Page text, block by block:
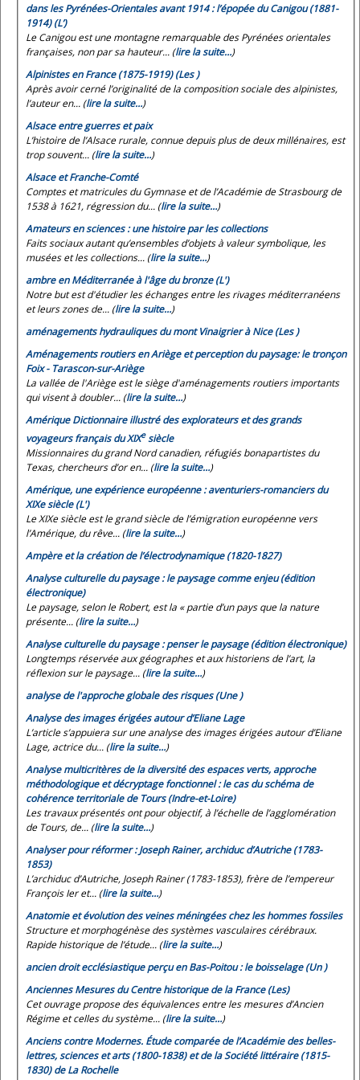
dans les Pyrénées-Orientales avant 1914 : l’épopée du Canigou (1881-
1914) (L’)
Le Canigou est une montagne remarquable des Pyrénées orientales
françaises, non par sa hauteur... (lire la suite…)
Alpinistes en France (1875-1919) (Les )
Après avoir cerné l’originalité de la composition sociale des alpinistes,
l’auteur en... (lire la suite…)
Alsace entre guerres et paix
L’histoire de l’Alsace rurale, connue depuis plus de deux millénaires, est
trop souvent... (lire la suite…)
Alsace et Franche-Comté
Comptes et matricules du Gymnase et de l’Académie de Strasbourg de
1538 à 1621, régression du... (lire la suite…)
Amateurs en sciences : une histoire par les collections
Faits sociaux autant qu’ensembles d’objets à valeur symbolique, les
musées et les collections... (lire la suite…)
ambre en Méditerranée à l'âge du bronze (L')
Notre but est d'étudier les échanges entre les rivages méditerranéens
et leurs zones de... (lire la suite…)
aménagements hydrauliques du mont Vinaigrier à Nice (Les )
Aménagements routiers en Ariège et perception du paysage: le tronçon
Foix - Tarascon-sur-Ariège
La vallée de l'Ariège est le siège d'aménagements routiers importants
qui visent à doubler... (lire la suite…)
Amérique Dictionnaire illustré des explorateurs et des grands
voyageurs français du XIXesiècle
Missionnaires du grand Nord canadien, réfugiés bonapartistes du
Texas, chercheurs d’or en... (lire la suite…)
Amérique, une expérience européenne : aventuriers-romanciers du
XIXe siècle (L')
Le XIXe siècle est le grand siècle de l’émigration européenne vers
l’Amérique, du rêve... (lire la suite…)
Ampère et la création de l’électrodynamique (1820-1827)
Analyse culturelle du paysage : le paysage comme enjeu (édition
électronique)
Le paysage, selon leRobert, est la « partie d’un pays que la nature
présente... (lire la suite…)
Analyse culturelle du paysage : penser le paysage (édition électronique)
Longtemps réservée aux géographes et aux historiens de l’art, la
réflexion sur le paysage... (lire la suite…)
analyse de l'approche globale des risques (Une )
Analyse des images érigées autour d’Eliane Lage
L’article s’appuiera sur une analyse des images érigées autour d’Eliane
Lage, actrice du... (lire la suite…)
Analyse multicritères de la diversité des espaces verts, approche
méthodologique et décryptage fonctionnel : le cas du schéma de
cohérence territoriale de Tours (Indre-et-Loire)
Les travaux présentés ont pour objectif, à l’échelle de l’agglomération
de Tours, de... (lire la suite…)
Analyser pour réformer : Joseph Rainer, archiduc d’Autriche (1783-
1853)
L’archiduc d’Autriche, Joseph Rainer (1783-1853), frère de l’empereur
François Ier et... (lire la suite…)
Anatomie et évolution des veines méningées chez les hommes fossiles
Structure et morphogénèse des systèmes vasculaires cérébraux.
Rapide historique de l’étude... (lire la suite…)
ancien droit ecclésiastique perçu en Bas-Poitou : le boisselage (Un )
Anciennes Mesures du Centre historique de la France (Les)
Cet ouvrage propose des équivalences entre les mesures d’Ancien
Régime et celles du système... (lire la suite…)
Anciens contre Modernes. Étude comparée de l’Académie des belles-
lettres, sciences et arts (1800-1838) et de la Société littéraire (1815-
1830) de La Rochelle